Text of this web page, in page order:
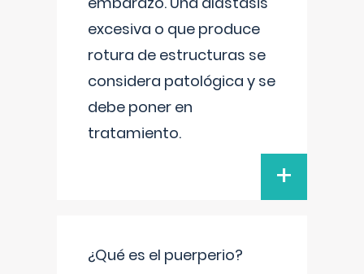
excesiva o que produce
rotura de estructuras se
considera patológica y se
debe poner en
tratamiento.
+
¿Qué es el puerperio?